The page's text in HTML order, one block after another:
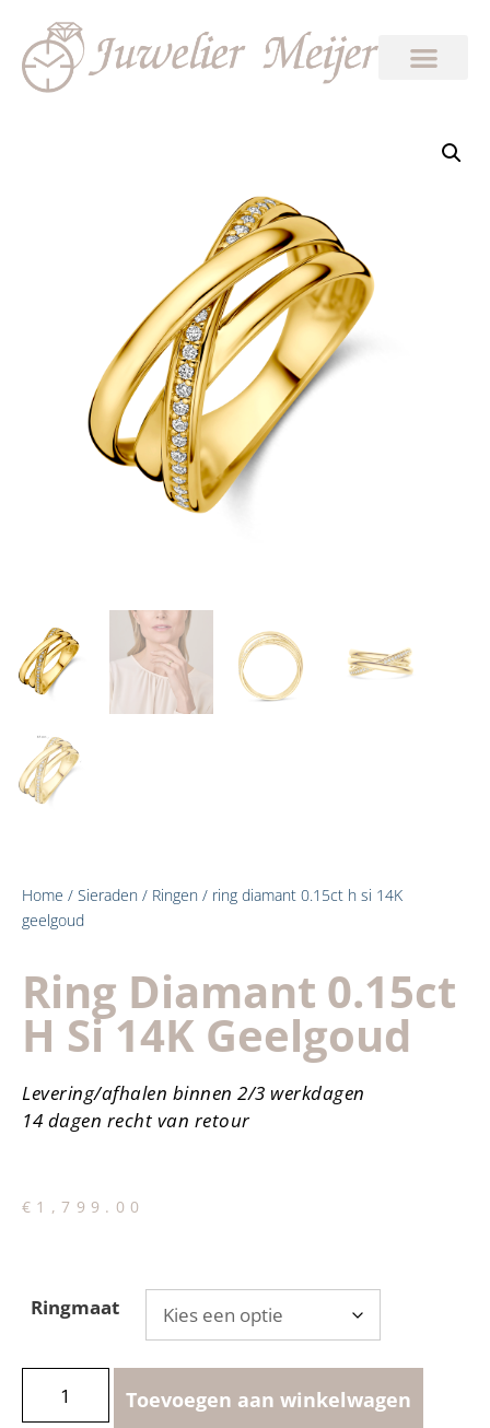
Home / Sieraden / Ringen / ring diamant 0.15ct h si 14K
geelgoud
Ring Diamant 0.15ct
H Si 14K Geelgoud
Levering/afhalen binnen 2/3 werkdagen
14 dagen recht van retour
€ 1,799.00
Ringmaat
Toevoegen aan winkelwagen